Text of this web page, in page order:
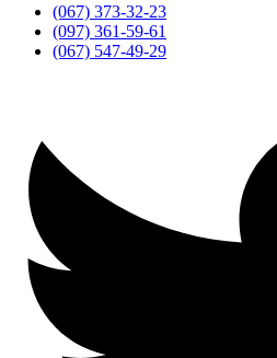
(067) 373-32-23
(097) 361-59-61
(067) 547-49-29